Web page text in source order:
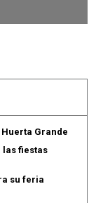
Grande
fiestas
su feria